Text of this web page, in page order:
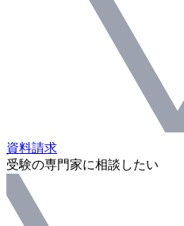
資料請求
受験の専門家に相談したい